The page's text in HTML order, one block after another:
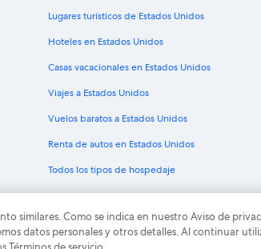
de Uptown
Uptown
de Uptown
Lugares turísticos de Estados Unidos
Hoteles en Estados Unidos
Casas vacacionales en Estados Unidos
Viajes a Estados Unidos
Vuelos baratos a Estados Unidos
Renta de autos en Estados Unidos
Todos los tipos de hospedaje
de Expedia Group. Todos los derechos reservados.
similares. Como se indica en nuestro Aviso de
datos personales y otros detalles. Al continuar